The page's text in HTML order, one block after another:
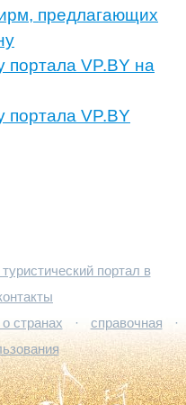
предлагающих
портала VP.BY на
портала VP.BY
портал в
странах · справочная
·